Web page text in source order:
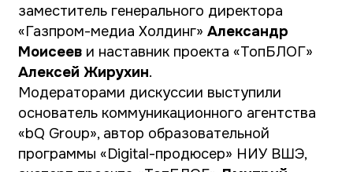
Модераторами дискуссии выступили
основатель коммуникационного агентства
«bQ Group», автор образовательной
программы «Digital-продюсер» НИУ ВШЭ,
эксперт проекта «ТопБЛОГ»
Бескромныйи руководитель молодежных
проектов платформы «Россия – страна
возможностей», автор проекта «ТопБЛОГ»
Ирина Карих
Эксперты обсудили нововведения в сфере